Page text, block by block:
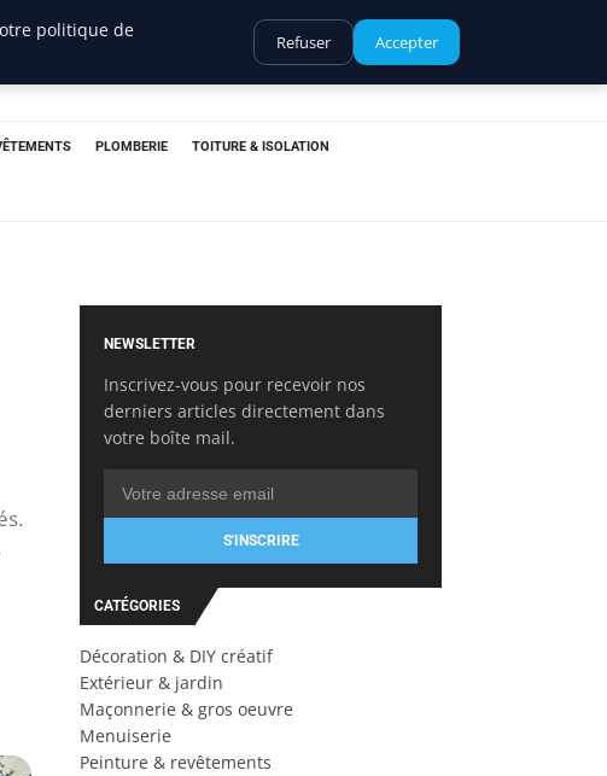
PLOMBERIE TOITURE & ISOLATION
NEWSLETTER
Inscrivez-vous pour recevoir nos
derniers articles directement dans
votre boîte mail.
S'INSCRIRE
CATÉGORIES
Décoration & DIY créatif
Extérieur & jardin
Maçonnerie & gros oeuvre
Menuiserie
Peinture & revêtements
politique de
Refuser Accepter